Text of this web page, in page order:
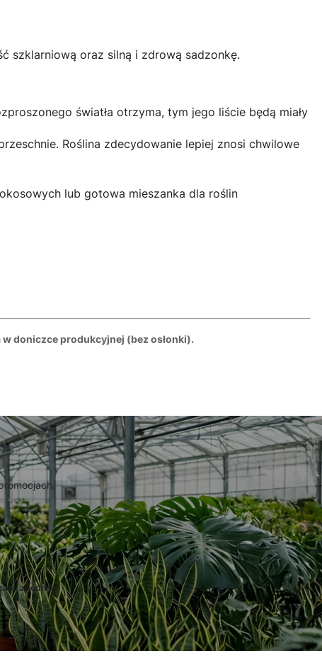
szklarniową oraz silną i zdrową sadzonkę.
światła otrzyma, tym jego liście będą miały
Roślina zdecydowanie lepiej znosi chwilowe
lub gotowa mieszanka dla roślin
doniczce produkcyjnej (bez osłonki).
zgodnie z